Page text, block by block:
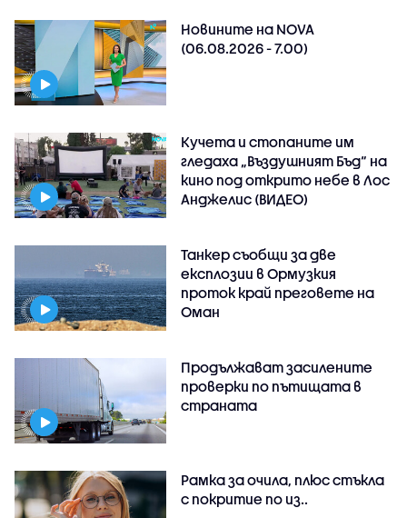
Новините на NOVA
(06.08.2026 - 7.00)
Кучета и стопаните им
гледаха „Въздушният Бъд“ на
кино под открито небе в Лос
Анджелис (ВИДЕО)
Танкер съобщи за две
експлозии в Ормузкия
проток край преговете на
Оман
Продължават засилените
проверки по пътищата в
страната
Рамка за очила, плюс стъкла
с покритие по из..